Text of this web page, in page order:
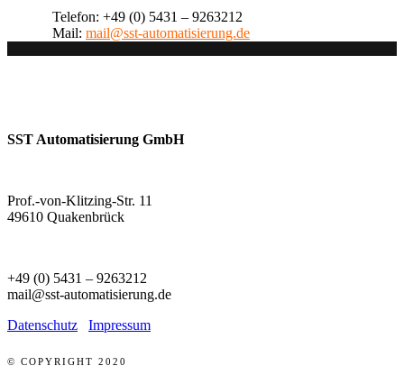
Telefon: +49 (0) 5431 – 9263212
Mail: mail@sst-automatisierung.de
SST Automatisierung GmbH
Prof.-von-Klitzing-Str. 11
49610 Quakenbrück
+49 (0) 5431 – 9263212
mail@sst-automatisierung.de
Datenschutz
Impressum
© COPYRIGHT 2020